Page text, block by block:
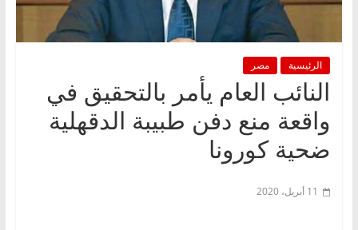
الرئيسية مصر
النائب العام يأمر بالتحقيق في
واقعة منع دفن طبيبة الدقهلية
ضحية كورونا
11 أبريل، 2020